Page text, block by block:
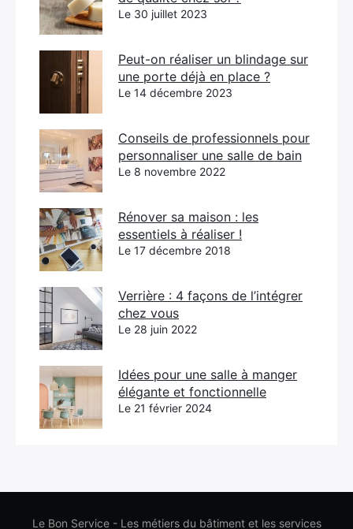
Le 30 juillet 2023
Peut-on réaliser un blindage sur
une porte déjà en place ?
Le 14 décembre 2023
Conseils de professionnels pour
personnaliser une salle de bain
Le 8 novembre 2022
Rénover sa maison : les
essentiels à réaliser !
Le 17 décembre 2018
Verrière : 4 façons de l’intégrer
chez vous
Le 28 juin 2022
Idées pour une salle à manger
élégante et fonctionnelle
Le 21 février 2024
Le Bon Service - Les métiers du bâtiment et les services